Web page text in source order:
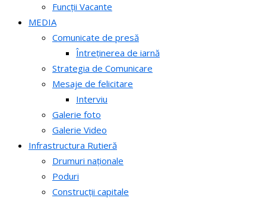
Funcții Vacante
MEDIA
Comunicate de presă
Întreținerea de iarnă
Strategia de Comunicare
Mesaje de felicitare
Interviu
Galerie foto
Galerie Video
Infrastructura Rutieră
Drumuri naționale
Poduri
Construcții capitale